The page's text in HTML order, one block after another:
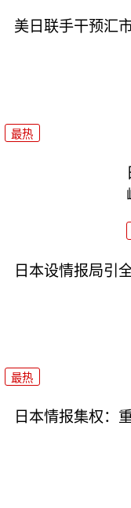
美日联手干预汇
最热
日本设情报局引
最热
日本情报集权：